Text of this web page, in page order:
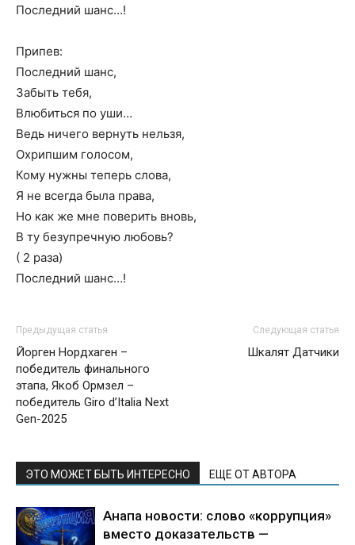
Последний шанс…!
Припев:
Последний шанс,
Забыть тебя,
Влюбиться по уши…
Ведь ничего вернуть нельзя,
Охрипшим голосом,
Кому нужны теперь слова,
Я не всегда была права,
Но как же мне поверить вновь,
В ту безупречную любовь?
( 2 раза)
Последний шанс…!
Предыдущая статья
Йорген Нордхаген –
победитель финального
этапа, Якоб Ормзел –
победитель Giro d’Italia Next
Gen-2025
Следующая статья
Шкалят Датчики
ЭТО МОЖЕТ БЫТЬ ИНТЕРЕСНО ЕЩЕ ОТ АВТОРА
Анапа новости: слово «коррупция»
вместо доказательств —